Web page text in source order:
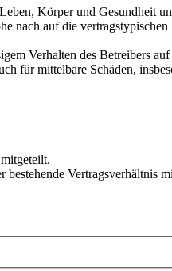
Körper und Gesundheit
nach auf die vertragstypischen
Verhalten des Betreibers auf
für mittelbare Schäden,
Vertragsverhältnis